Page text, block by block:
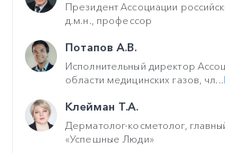
Президент Ассоциации
д.м.н., профессор
Потапов А.В.
Исполнительный директор
области медицинских газов, чл...
Клейман Т.А.
Дерматолог-косметолог,
«Успешные Люди»